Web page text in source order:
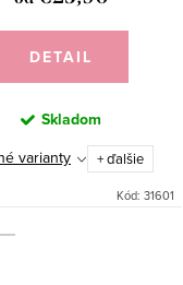
DETAIL
Skladom
varianty
+ ďalšie
Kód: 31601